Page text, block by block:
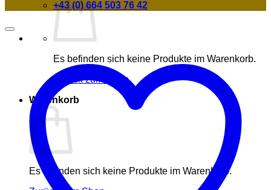
Es befinden sich keine Produkte im Warenkorb.
Zurück zum Shop
Warenkorb
Es befinden sich keine Produkte im Warenkorb.
+43 (0) 664 503 76 42